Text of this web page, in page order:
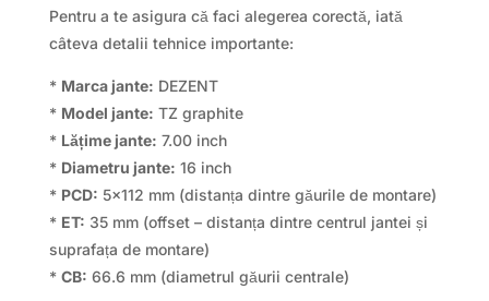
Pentru a te asigura că faci alegerea corectă, iată
câteva detalii tehnice importante:
* Marca jante: DEZENT
* Model jante: TZ graphite
* Lățime jante: 7.00 inch
* Diametru jante: 16 inch
* PCD: 5×112 mm (distanța dintre găurile de montare)
* ET: 35 mm (offset – distanța dintre centrul jantei și
suprafața de montare)
* CB: 66.6 mm (diametrul găurii centrale)